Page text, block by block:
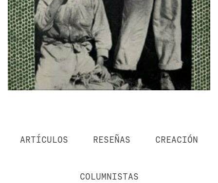
ARTÍCULOS RESEÑAS CREACIÓN
COLUMNISTAS